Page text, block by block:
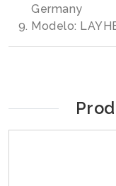
Germany
Modelo: